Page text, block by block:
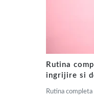
Rutina
ingrijire si
Rutina